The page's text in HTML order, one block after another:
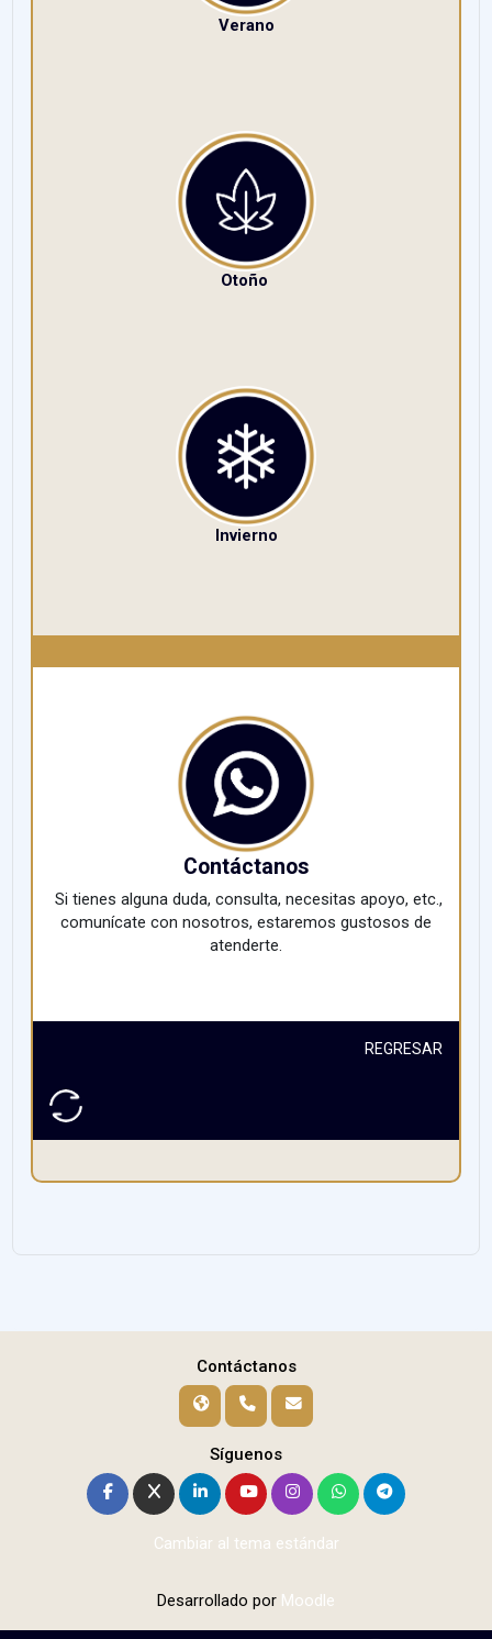
Verano
Otoño
Invierno
Contáctanos
Si tienes alguna duda, consulta, necesitas apoyo, etc.,
comunícate con nosotros, estaremos gustosos de
atenderte.
REGRESAR
Contáctanos
Síguenos
Cambiar al tema estándar
Desarrollado por Moodle